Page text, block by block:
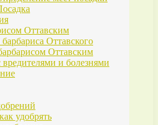
Оттавским
Оттавского
Оттавским
вредителями и болезнями
удобрять